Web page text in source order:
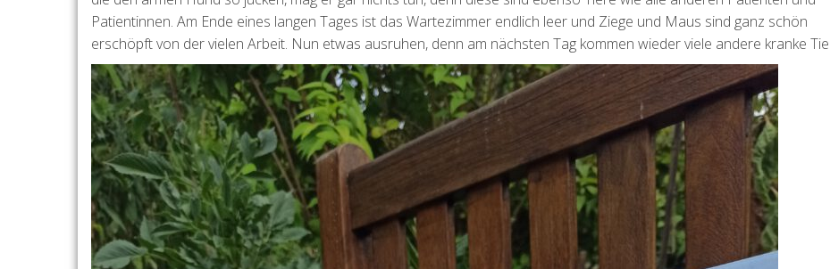
Patientinnen. Am Ende eines langen Tages ist das Wartezimmer endlich leer und Ziege und Maus sind ganz schön
erschöpft von der vielen Arbeit. Nun etwas ausruhen, denn am nächsten Tag kommen wieder viele andere kranke